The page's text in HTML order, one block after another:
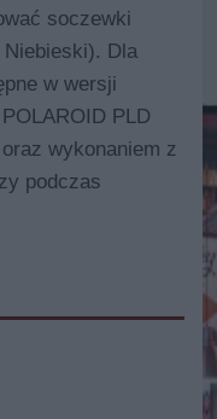
soczewki
Dla
w wersji
PLD
wykonaniem z
podczas